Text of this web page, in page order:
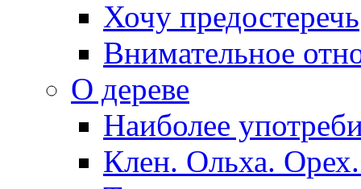
Хочу предостеречь
Внимательное
О дереве
Наиболее
Клен. Ольха.